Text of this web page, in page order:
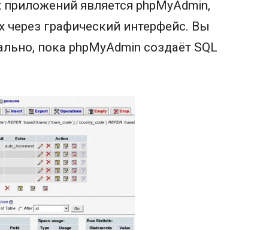
является phpMyAdmin,
через графический интерфейс. Вы
пока phpMyAdmin создаёт SQL